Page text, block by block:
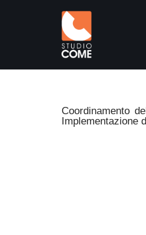
contenuto
Coordinamento
Implementazione